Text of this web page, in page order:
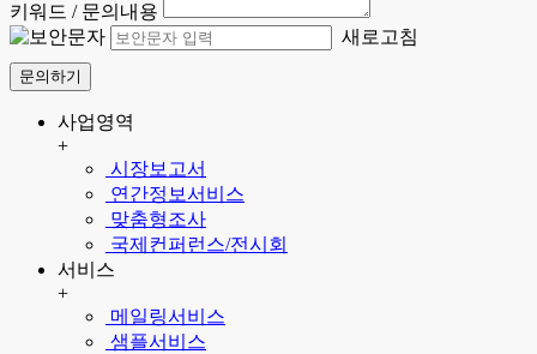
키워드 / 문의내용
새로고침
문의하기
사업영역
+
시장보고서
연간정보서비스
맞춤형조사
국제컨퍼런스/전시회
서비스
+
메일링서비스
샘플서비스